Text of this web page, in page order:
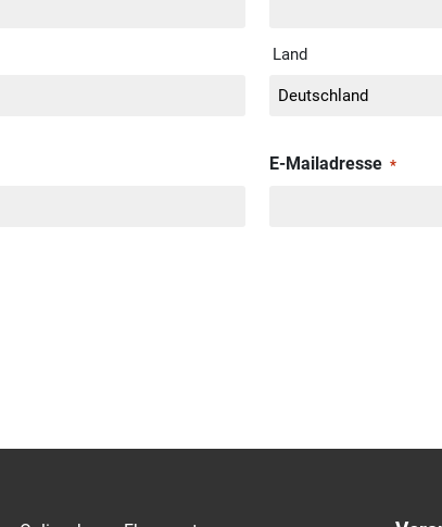
Land
E-Mailadresse *